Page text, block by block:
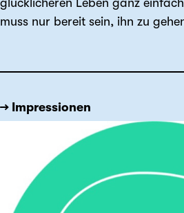
muss nur bereit sein, ihn zu
→ Impressionen